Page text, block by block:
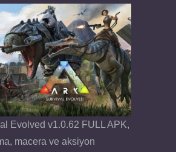
Evolved v1.0.62 FULL APK,
macera ve aksiyon